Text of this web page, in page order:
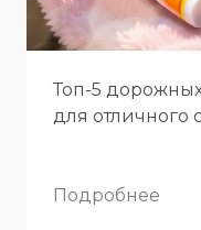
Топ-5
для отличного
Подробнее